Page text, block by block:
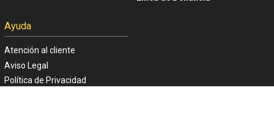
Ayuda
Atención al cliente
Aviso Legal
Política de Privacidad